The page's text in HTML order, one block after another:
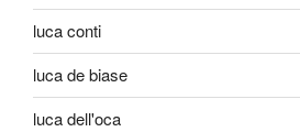
luca conti
luca de biase
luca dell'oca